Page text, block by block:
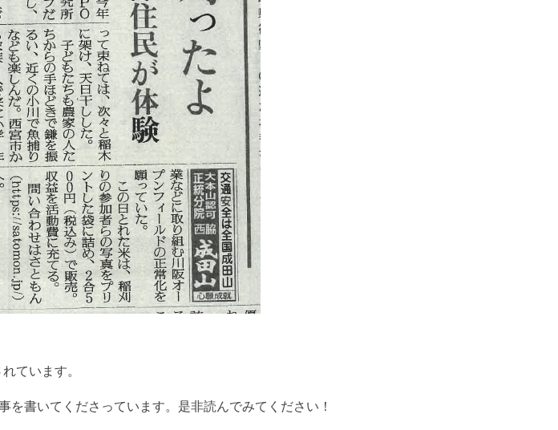
ています。
を書いてくださっています。是非読んでみてください！